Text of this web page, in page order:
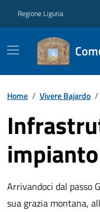
Regione Liguria
Home / Vivere Bajardo /
impianto
Arrivandoci dal passo
sua grazia montana,